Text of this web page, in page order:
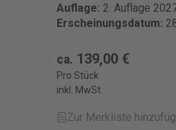
Auflage: 2. Auflage
Erscheinungsdatum:
ca. 139,00 €
Pro Stück
inkl. MwSt.
Zur Merkliste